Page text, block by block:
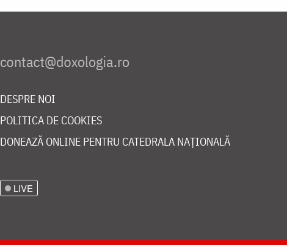
DESPRE NOI
POLITICA DE COOKIES
DONEAZĂ ONLINE PENTRU CATEDRALA NAȚIONALĂ
LIVE